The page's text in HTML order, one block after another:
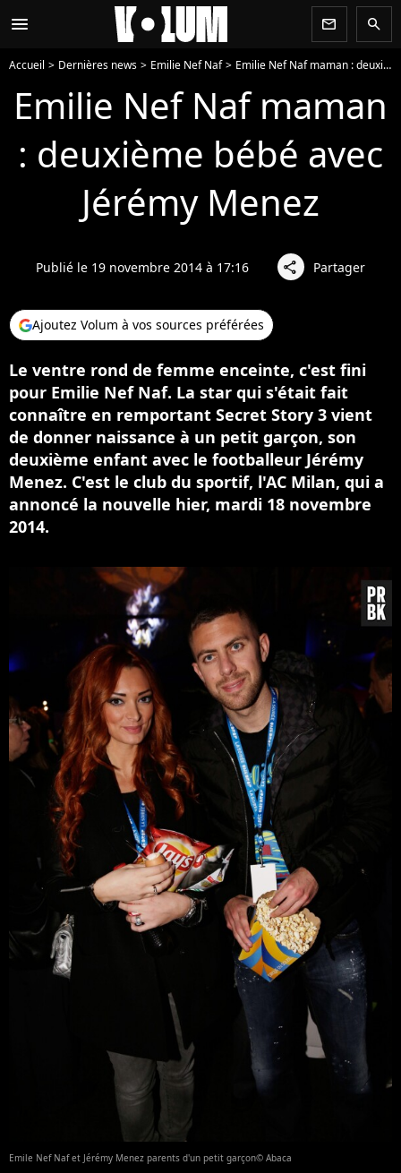
menu newsletter search
Accueil Dernières news Emilie Nef Naf Emilie Nef Naf maman : deuxième bébé avec Jérémy Menez
Emilie Nef Naf maman
: deuxième bébé avec
Jérémy Menez
Publié le 19 novembre 2014 à 17:16 share Partager
Ajoutez Volum à vos sources préférées
Le ventre rond de femme enceinte, c'est fini
pour Emilie Nef Naf. La star qui s'était fait
connaître en remportant Secret Story 3 vient
de donner naissance à un petit garçon, son
deuxième enfant avec le footballeur Jérémy
Menez. C'est le club du sportif, l'AC Milan, qui a
annoncé la nouvelle hier, mardi 18 novembre
2014.
Emile Nef Naf et Jérémy Menez parents d'un petit garçon© Abaca